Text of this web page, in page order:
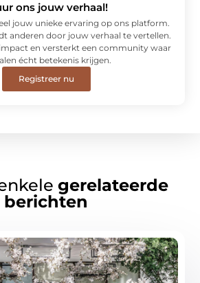
ons jouw verhaal!
jouw unieke ervaring op ons platform.
anderen door jouw verhaal te vertellen.
en versterkt een community waar
écht betekenis krijgen.
Registreer nu
gerelateerde
berichten